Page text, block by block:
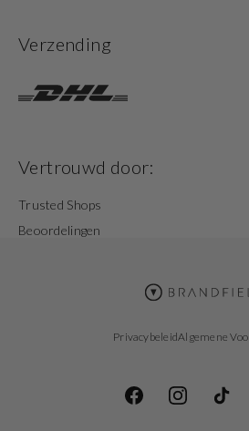
Verzending
Vertrouwd door:
Trusted Shops
Beoordelingen
PrivacybeleidAlgemene
FacebookInstagramTikTok